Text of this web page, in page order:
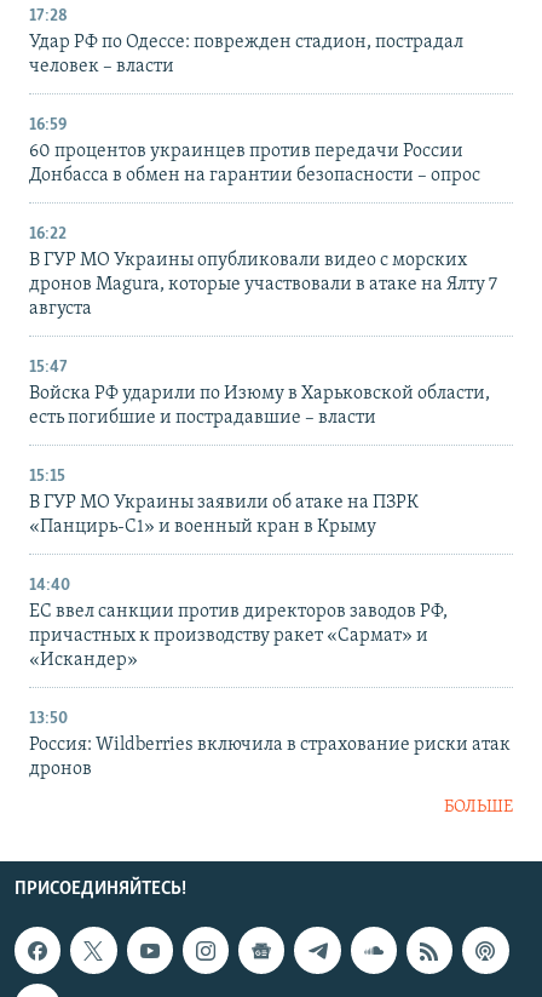
17:28
Удар РФ по Одессе: поврежден стадион, пострадал
человек – власти
16:59
60 процентов украинцев против передачи России
Донбасса в обмен на гарантии безопасности – опрос
16:22
В ГУР МО Украины опубликовали видео с морских
дронов Magura, которые участвовали в атаке на Ялту 7
августа
15:47
Войска РФ ударили по Изюму в Харьковской области,
есть погибшие и пострадавшие – власти
15:15
В ГУР МО Украины заявили об атаке на ПЗРК
«Панцирь-С1» и военный кран в Крыму
14:40
ЕС ввел санкции против директоров заводов РФ,
причастных к производству ракет «Сармат» и
«Искандер»
13:50
Россия: Wildberries включила в страхование риски атак
дронов
БОЛЬШЕ
ПРИСОЕДИНЯЙТЕСЬ!